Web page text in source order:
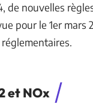
de nouvelles
pour le 1er mars
et NOx